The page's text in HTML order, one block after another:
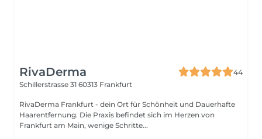
RivaDerma
44
Schillerstrasse 31 60313 Frankfurt
RivaDerma Frankfurt - dein Ort für Schönheit und Dauerhafte
Haarentfernung. Die Praxis befindet sich im Herzen von
Frankfurt am Main, wenige Schritte...